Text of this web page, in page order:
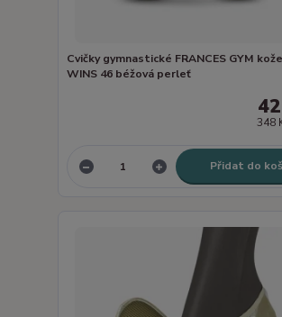
Cvičky gymnastické FRANCES GYM
WINS 46 béžová perleť
348
Přidat do